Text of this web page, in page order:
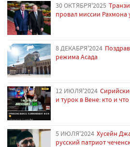
30 ОКТЯБРЯ'2025
провал миссии Рахмона
8 ДЕКАБРЯ'2024
режима Асада
12 ИЮЛЯ'2024
и турок в Вене: кто и
5 ИЮЛЯ'2024 Хусейн
русский патриот